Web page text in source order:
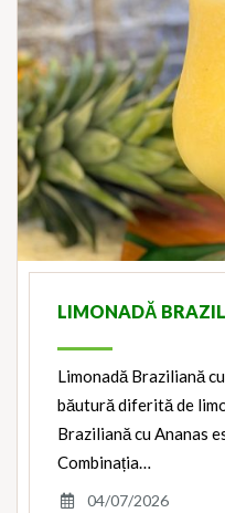
LIMONADĂ
Limonadă Braziliană
băutură diferită de
Braziliană cu Ananas
Combinația…
04/07/2026